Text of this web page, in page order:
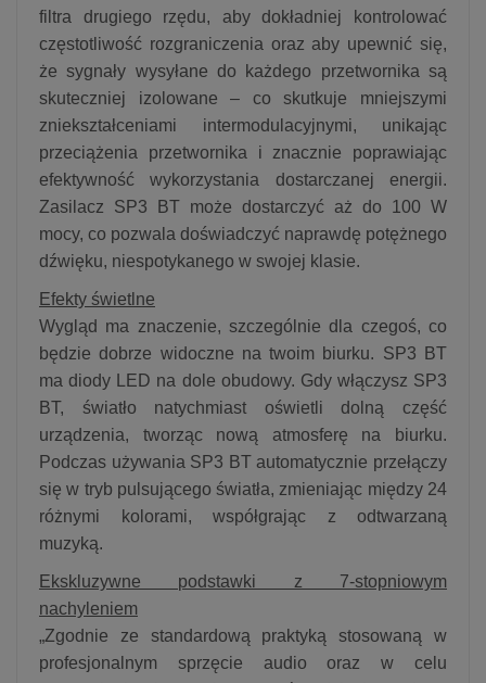
filtra drugiego rzędu, aby dokładniej kontrolować
częstotliwość rozgraniczenia oraz aby upewnić się,
że sygnały wysyłane do każdego przetwornika są
skuteczniej izolowane – co skutkuje mniejszymi
zniekształceniami intermodulacyjnymi, unikając
przeciążenia przetwornika i znacznie poprawiając
efektywność wykorzystania dostarczanej energii.
Zasilacz SP3 BT może dostarczyć aż do 100 W
mocy, co pozwala doświadczyć naprawdę potężnego
dźwięku, niespotykanego w swojej klasie.
Efekty świetlne
Wygląd ma znaczenie, szczególnie dla czegoś, co
będzie dobrze widoczne na twoim biurku. SP3 BT
ma diody LED na dole obudowy. Gdy włączysz SP3
BT, światło natychmiast oświetli dolną część
urządzenia, tworząc nową atmosferę na biurku.
Podczas używania SP3 BT automatycznie przełączy
się w tryb pulsującego światła, zmieniając między 24
różnymi kolorami, współgrając z odtwarzaną
muzyką.
Ekskluzywne podstawki z 7-stopniowym
nachyleniem
„Zgodnie ze standardową praktyką stosowaną w
profesjonalnym sprzęcie audio oraz w celu